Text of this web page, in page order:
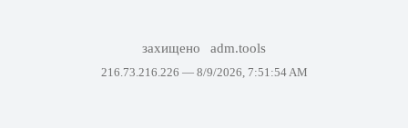
захищено adm.tools
216.73.216.226 — 8/9/2026, 7:51:54 AM